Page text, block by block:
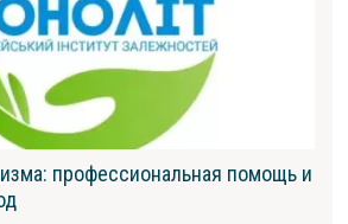
профессиональная помощь и